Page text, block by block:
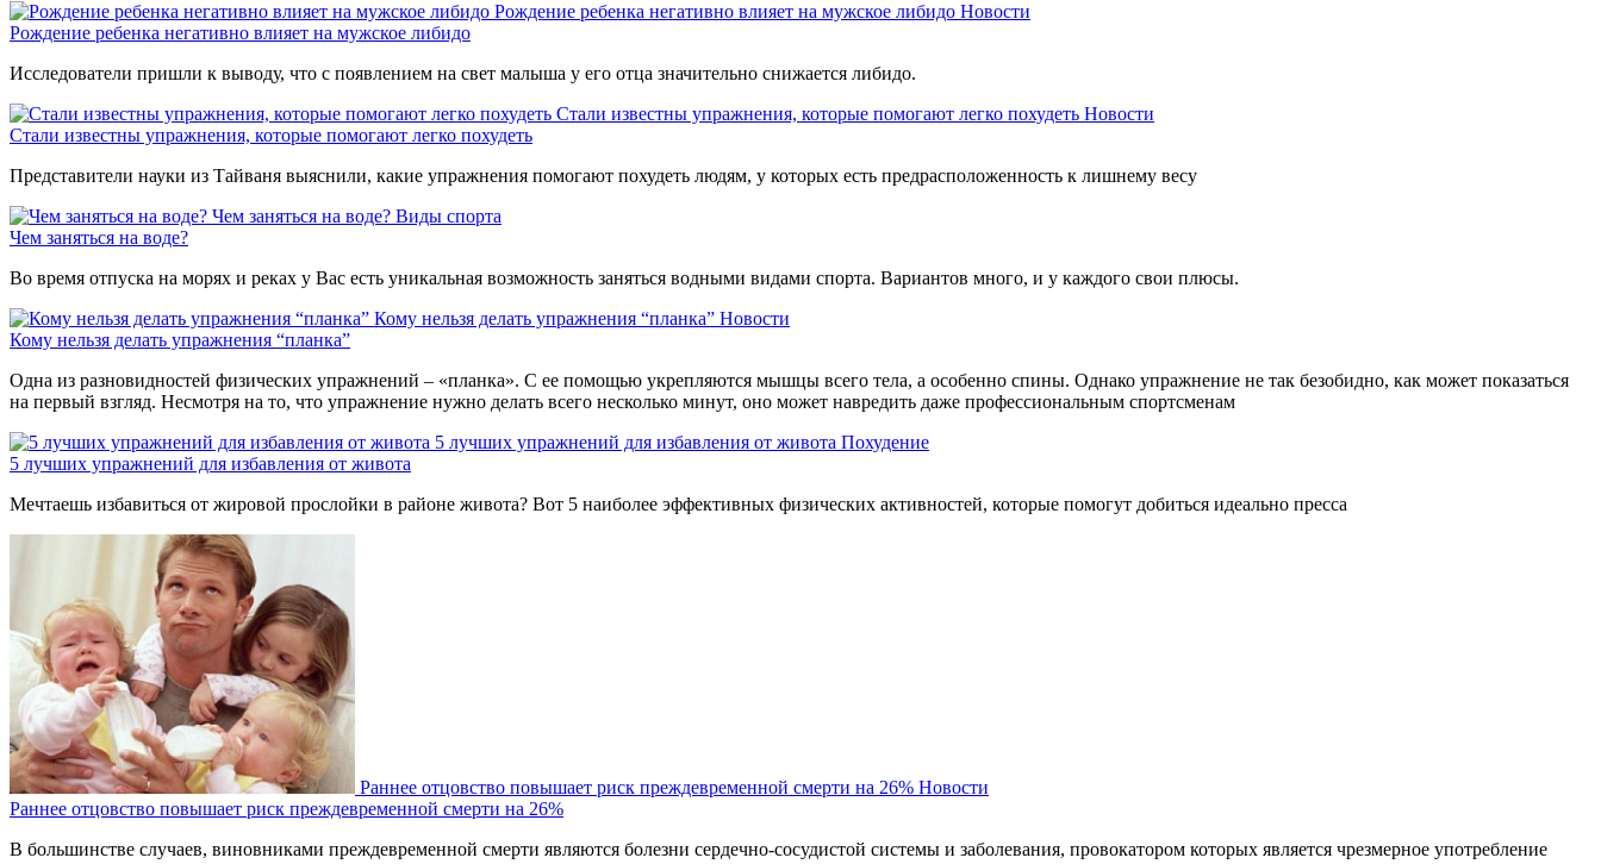
Рождение ребенка негативно влияет на мужское либидо Новости
Рождение ребенка негативно влияет на мужское либидо
Исследователи пришли к выводу, что с появлением на свет малыша у его отца значительно снижается либидо.
Стали известны упражнения, которые помогают легко похудеть Новости
Стали известны упражнения, которые помогают легко похудеть
Представители науки из Тайваня выяснили, какие упражнения помогают похудеть людям, у которых есть предрасположенность к лишнему весу
Чем заняться на воде? Виды спорта
Чем заняться на воде?
Во время отпуска на морях и реках у Вас есть уникальная возможность заняться водными видами спорта. Вариантов много, и у каждого свои плюсы.
Кому нельзя делать упражнения “планка” Новости
Кому нельзя делать упражнения “планка”
Одна из разновидностей физических упражнений – «планка». С ее помощью укрепляются мышцы всего тела, а особенно спины. Однако упражнение не так безобидно, как может показаться
на первый взгляд. Несмотря на то, что упражнение нужно делать всего несколько минут, оно может навредить даже профессиональным спортсменам
5 лучших упражнений для избавления от живота Похудение
5 лучших упражнений для избавления от живота
Мечтаешь избавиться от жировой прослойки в районе живота? Вот 5 наиболее эффективных физических активностей, которые помогут добиться идеально пресса
Раннее отцовство повышает риск преждевременной смерти на 26% Новости
Раннее отцовство повышает риск преждевременной смерти на 26%
В большинстве случаев, виновниками преждевременной смерти являются болезни сердечно-сосудистой системы и заболевания, провокатором которых является чрезмерное употребление